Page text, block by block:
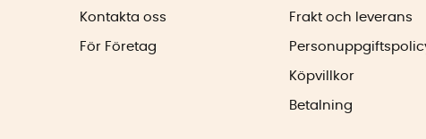
Kontakta oss
För Företag
Frakt och leverans
Köpvillkor
Betalning